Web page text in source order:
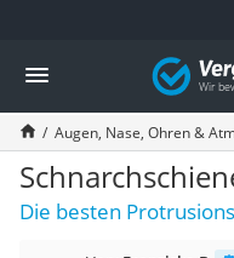
Die beliebtesten Vergleiche
Drogerie
Inhalator
Haarschneider
Rollator
Braun Rasierer
Katzenklappe (Chip)
Vergleich
Augen, Nase, Ohren &
Die besten